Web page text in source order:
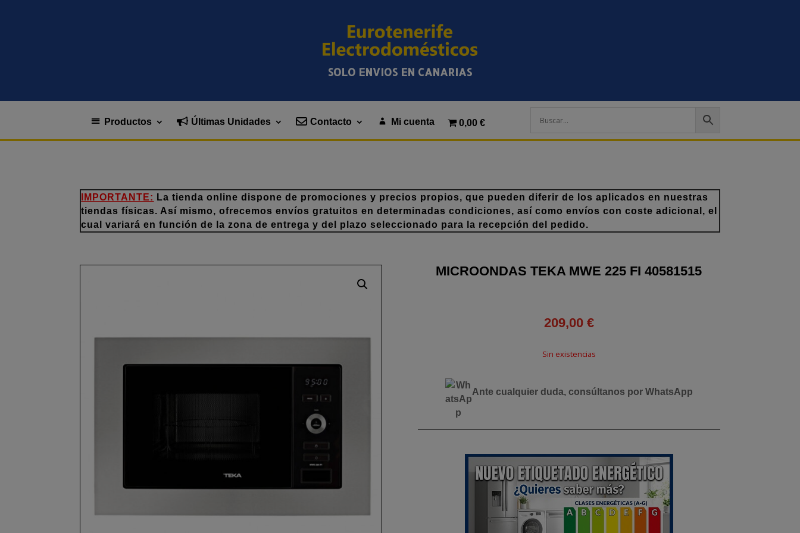
SOLO ENVIOS EN CANARIAS
Productos Últimas Unidades Contacto Mi cuenta 0,00 €
IMPORTANTE: La tienda online dispone de promociones y precios propios, que pueden diferir de los aplicados en nuestras
tiendas físicas. Así mismo, ofrecemos envíos gratuitos en determinadas condiciones, así como envíos con coste adicional, el
cual variará en función de la zona de entrega y del plazo seleccionado para la recepción del pedido.
MICROONDAS TEKA MWE 225 FI 40581515
209,00 €
Sin existencias
Ante cualquier duda, consúltanos por WhatsApp